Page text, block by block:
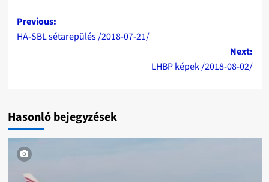
Post
navigation
Previous:
HA-SBL sétarepülés /2018-07-21/
Next:
LHBP képek /2018-08-02/
Hasonló bejegyzések